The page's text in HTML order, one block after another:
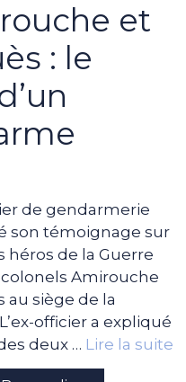
et
: le
de gendarmerie
son témoignage sur
héros de la Guerre
Amirouche
au siège de la
officier a expliqué
deux … Lire la suite